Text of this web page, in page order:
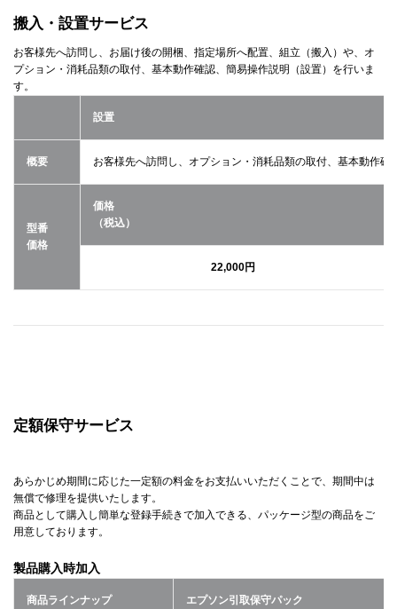
搬入・設置サービス
お客様先へ訪問し、お届け後の開梱、指定場所へ配置、組立（搬入）や、オ
プション・消耗品類の取付、基本動作確認、簡易操作説明（設置）を行いま
す。
設置
概要 お客様先へ訪問し、オプション・消耗品類の取付、基本動作確
型番
価格
価格
（税込）
22,000円
定額保守サービス
あらかじめ期間に応じた一定額の料金をお支払いいただくことで、期間中は
無償で修理を提供いたします。
商品として購入し簡単な登録手続きで加入できる、パッケージ型の商品をご
用意しております。
製品購入時加入
商品ラインナップ エプソン引取保守パック